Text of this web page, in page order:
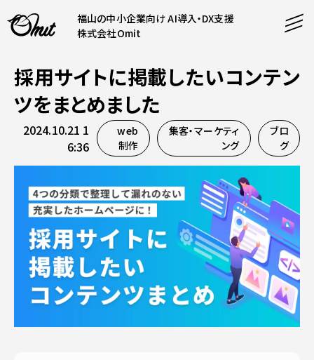
福山の中小企業向け AI導入・DX支援
株式会社Omit
SERVICE
事業内容
AI導入支援
課題解決
制作実績
料金表
企業案内
会社概要
採用情報
PRODUCTS
運営サービス
採用サイトに掲載したいコンテン
ツをまとめました
2024.10.21 1
6:36
web
制作
集客・マーケティ
ング
ブロ
グ